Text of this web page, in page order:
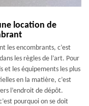
location de
les encombrants, c’est
les règles de l’art. Pour
et les équipements les plus
en la matière, c’est
l’endroit de dépôt.
pourquoi on se doit